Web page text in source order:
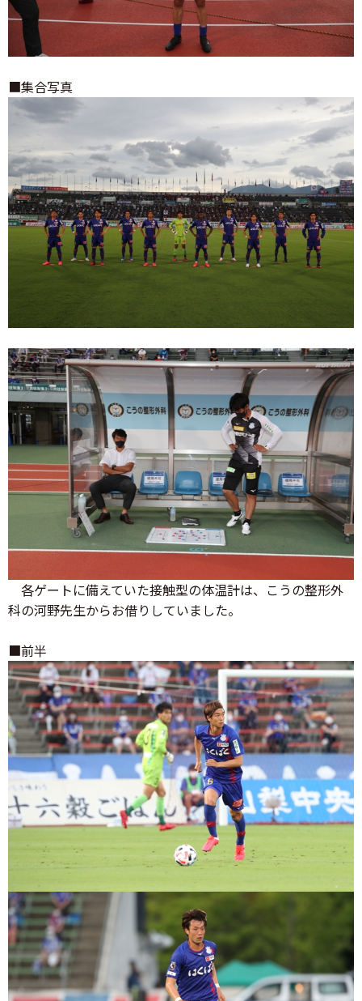
■集合写真
各ゲートに備えていた接触型の体温計は、こうの整形外
科の河野先生からお借りしていました。
■前半